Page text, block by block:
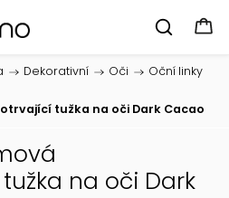
/ Dekorativní / Oči /
Oční linky
tužka na oči Dark Cacao
na oči Dark